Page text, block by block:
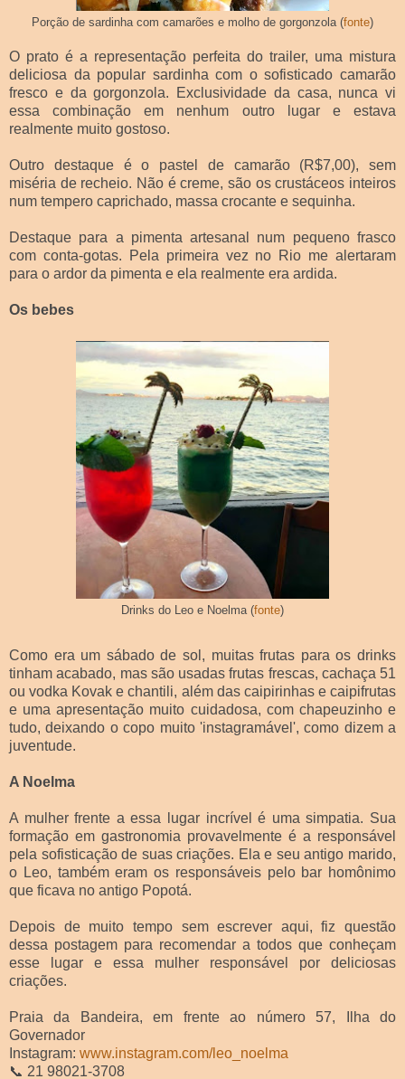
Porção de sardinha com camarões e molho de gorgonzola (fonte)
O prato é a representação perfeita do trailer, uma mistura
deliciosa da popular sardinha com o sofisticado camarão
fresco e da gorgonzola. Exclusividade da casa, nunca vi
essa combinação em nenhum outro lugar e estava
realmente muito gostoso.
Outro destaque é o pastel de camarão (R$7,00), sem
miséria de recheio. Não é creme, são os crustáceos inteiros
num tempero caprichado, massa crocante e sequinha.
Destaque para a pimenta artesanal num pequeno frasco
com conta-gotas. Pela primeira vez no Rio me alertaram
para o ardor da pimenta e ela realmente era ardida.
Os bebes
Drinks do Leo e Noelma (fonte)
Como era um sábado de sol, muitas frutas para os drinks
tinham acabado, mas são usadas frutas frescas, cachaça 51
ou vodka Kovak e chantili, além das caipirinhas e caipifrutas
e uma apresentação muito cuidadosa, com chapeuzinho e
tudo, deixando o copo muito 'instagramável', como dizem a
juventude.
A Noelma
A mulher frente a essa lugar incrível é uma simpatia. Sua
formação em gastronomia provavelmente é a responsável
pela sofisticação de suas criações. Ela e seu antigo marido,
o Leo, também eram os responsáveis pelo bar homônimo
que ficava no antigo Popotá.
Depois de muito tempo sem escrever aqui, fiz questão
dessa postagem para recomendar a todos que conheçam
esse lugar e essa mulher responsável por deliciosas
criações.
Praia da Bandeira, em frente ao número 57, Ilha do
Governador
Instagram: www.instagram.com/leo_noelma
📞 21 98021-3708